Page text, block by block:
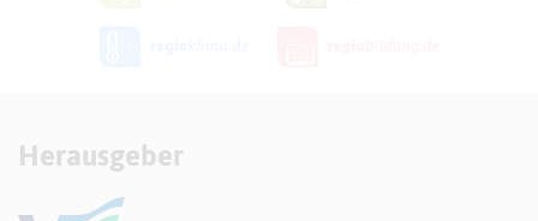
Herausgeber